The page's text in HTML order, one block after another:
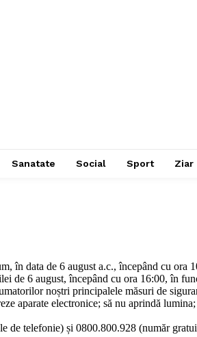
Sanatate Social Sport Ziar
în data de 6 august a.c., începând cu ora
de 6 august, începând cu ora 16:00, în
noștri principalele măsuri de
aparate electronice; să nu aprindă
de telefonie) și 0800.800.928 (număr